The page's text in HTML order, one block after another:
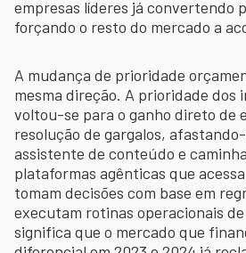
empresas líderes já convertendo
forçando o resto do mercado a
A mudança de prioridade
mesma direção. A prioridade dos
voltou-se para o ganho direto de
resolução de gargalos,
assistente de conteúdo e
plataformas agênticas que
tomam decisões com base em
executam rotinas operacionais
significa que o mercado que